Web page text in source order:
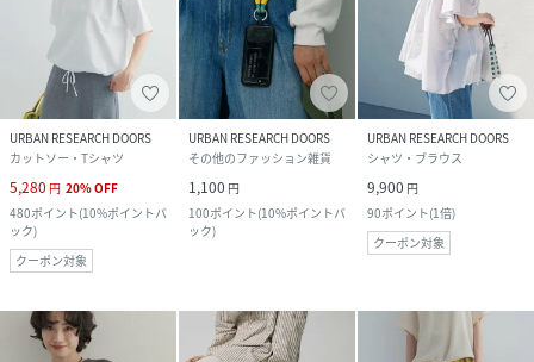
URBAN RESEARCH DOORS
カットソー・Tシャツ
5,280 円 20%OFF
480ポイント(10%ポイントバ
ック)
クーポン対象
URBAN RESEARCH DOORS
その他のファッション雑貨
1,100 円
100ポイント(10%ポイントバ
ック)
URBAN RESEARCH DOORS
シャツ・ブラウス
9,900 円
90ポイント(1倍)
クーポン対象